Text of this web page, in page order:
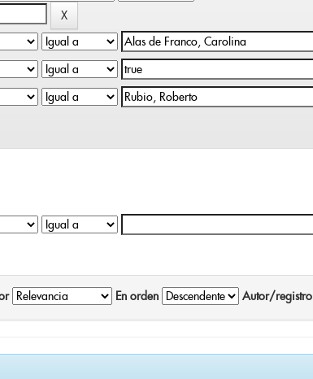
En orden Autor/registro